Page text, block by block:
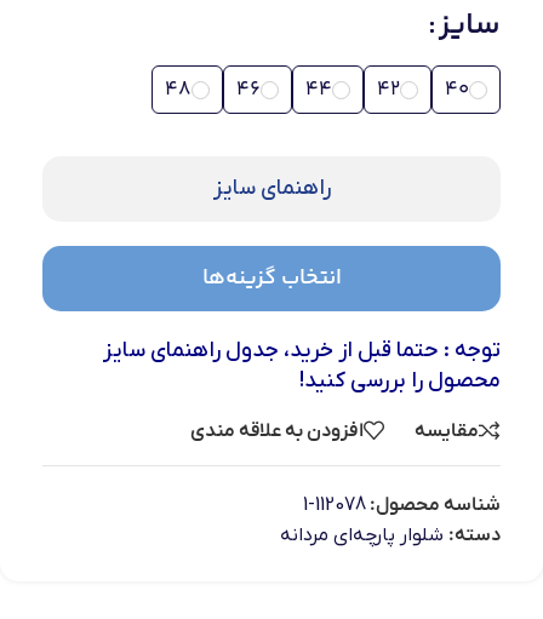
سایز
40
42
44
46
48
راهنمای سایز
انتخاب گزینه‌ها
توجه : حتما قبل از خرید، جدول راهنمای سایز
محصول را بررسی کنید!
مقایسه افزودن به علاقه مندی
شناسه محصول: 112078-1
دسته: شلوار پارچه‌ای مردانه